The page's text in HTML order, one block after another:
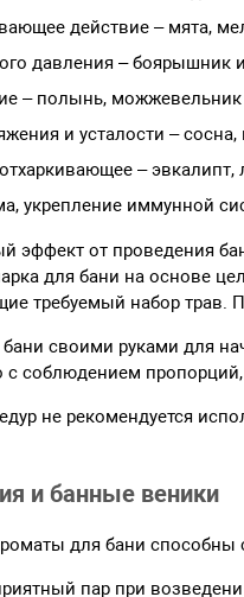
действие – мята,
давления – боярышник
– полынь, можжевельник
и усталости –
– эвкалипт,
укрепление иммунной
эффект от проведения
для бани на основе
требуемый набор трав.
своими руками для
с соблюдением
не рекомендуется
и банные веники
для бани способны
пар при